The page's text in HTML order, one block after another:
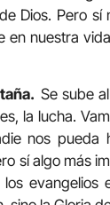
Dios. Pero sí
en nuestra
Se sube
la lucha.
nos
sí algo más